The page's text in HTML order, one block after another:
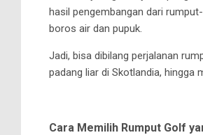
hasil pengembangan dari
boros air dan pupuk.
Jadi, bisa dibilang perjalanan
padang liar di Skotlandia, hingga
Cara Memilih Rumput Golf